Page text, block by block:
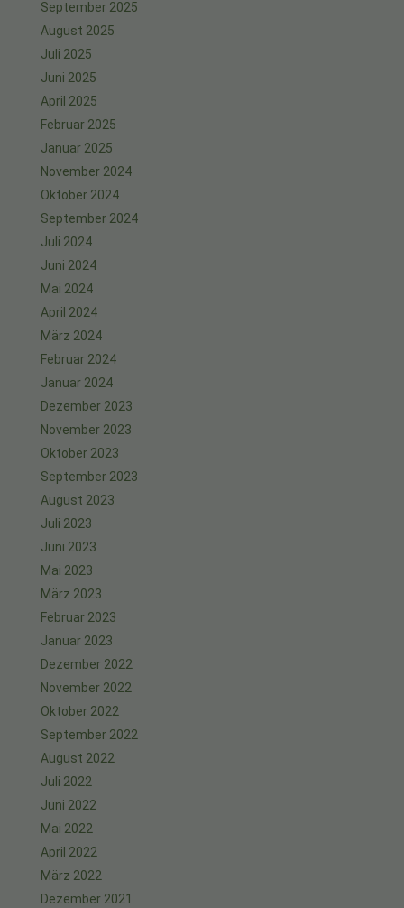
September 2025
August 2025
Juli 2025
Juni 2025
April 2025
Februar 2025
Januar 2025
November 2024
Oktober 2024
September 2024
Juli 2024
Juni 2024
Mai 2024
April 2024
März 2024
Februar 2024
Januar 2024
Dezember 2023
November 2023
Oktober 2023
September 2023
August 2023
Juli 2023
Juni 2023
Mai 2023
März 2023
Februar 2023
Januar 2023
Dezember 2022
November 2022
Oktober 2022
September 2022
August 2022
Juli 2022
Juni 2022
Mai 2022
April 2022
März 2022
Dezember 2021